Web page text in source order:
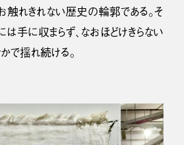
触れきれない歴史の輪郭である。そ
手に収まらず、なおほどけきらない
で揺れ続ける。